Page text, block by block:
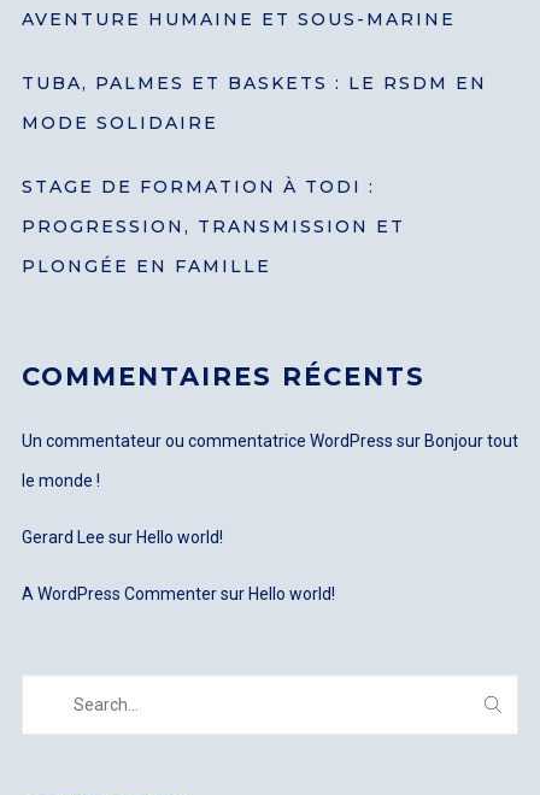
AVENTURE HUMAINE ET SOUS-MARINE
TUBA, PALMES ET BASKETS : LE RSDM EN
MODE SOLIDAIRE
STAGE DE FORMATION À TODI :
PROGRESSION, TRANSMISSION ET
PLONGÉE EN FAMILLE
COMMENTAIRES RÉCENTS
Un commentateur ou commentatrice WordPress sur Bonjour tout
le monde !
Gerard Lee sur Hello world!
A WordPress Commentersur Hello world!